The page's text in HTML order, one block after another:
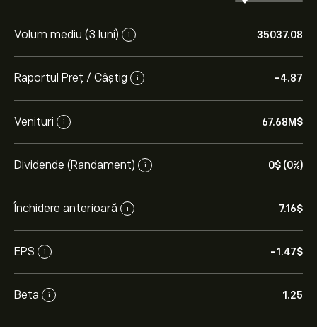
Volum mediu (3 luni) i 35037.08
Raportul Preț / Câștig i -4.87
Venituri i 67.68M‎$‎
Dividende (Randament) i 0‎$‎ (0%)
Închidere anterioară i 7.16‎$‎
EPS i -1.47‎$‎
Beta i 1.25